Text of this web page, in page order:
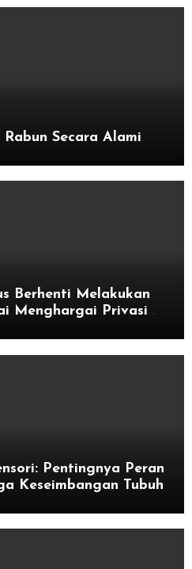
Secara Alami
Berhenti Melakukan
Menghargai Privasi
Pentingnya Peran
Keseimbangan Tubuh